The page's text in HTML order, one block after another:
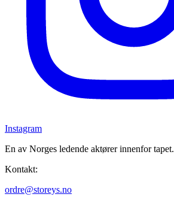
Instagram
En av Norges ledende aktører innenfor tapet.
Kontakt:
ordre@storeys.no